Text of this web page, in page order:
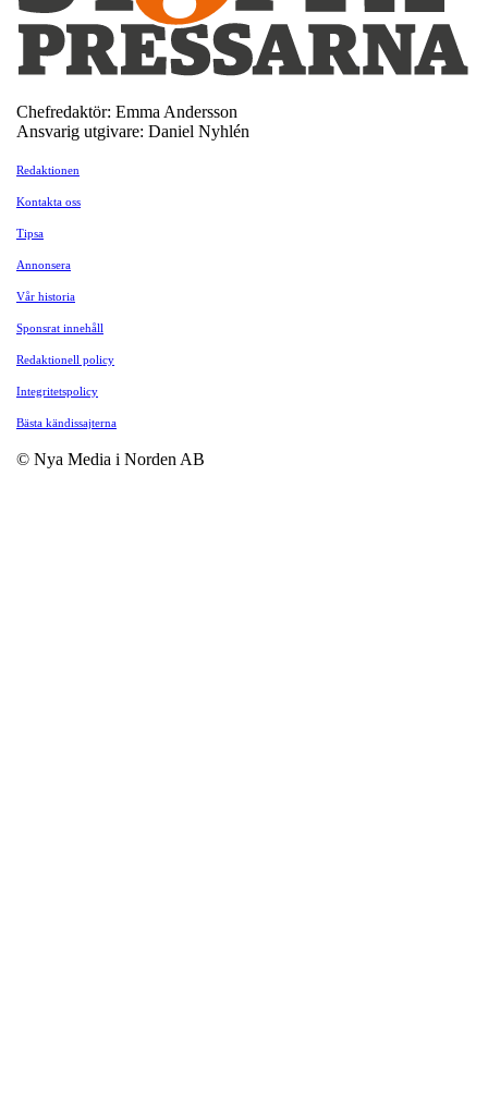
Chefredaktör: Emma Andersson
Ansvarig utgivare: Daniel Nyhlén
Redaktionen
Kontakta oss
Tipsa
Annonsera
Vår historia
Sponsrat innehåll
Redaktionell policy
Integritetspolicy
Bästa kändissajterna
© Nya Media i Norden AB